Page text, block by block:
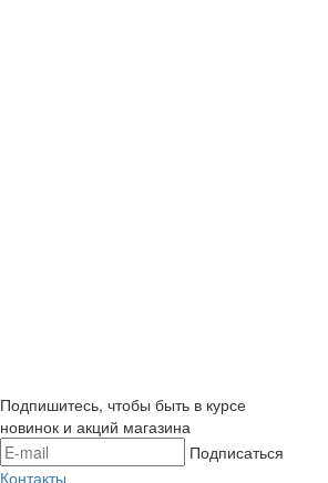
Подпишитесь, чтобы быть в курсе
новинок и акций магазина
Подписаться
Контакты